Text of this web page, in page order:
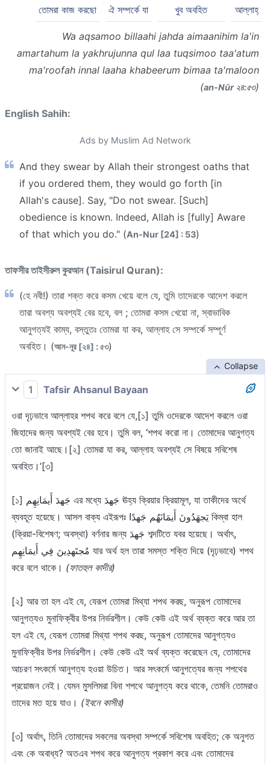
আল্লাহ্‌
খুব অবহিত
ঐ সম্পর্কে যা
তোমরা কাজ করছো
Wa aqsamoo billaahi jahda aimaanihim la'in
amartahum la yakhrujunna qul laa tuqsimoo taa'atum
ma'roofah innal laaha khabeerum bimaa ta'maloon
(an-Nūr ২৪:৫৩)
English Sahih:
Ads by Muslim Ad Network
And they swear by Allah their strongest oaths that
if you ordered them, they would go forth [in
Allah's cause]. Say, "Do not swear. [Such]
obedience is known. Indeed, Allah is [fully] Aware
of that which you do." (An-Nur [24] : 53)
তাফসীর তাইসীরুল কুরআন (Taisirul Quran):
(হে নবী!) তারা শক্ত করে কসম খেয়ে বলে যে, তুমি তাদেরকে আদেশ করলে
তারা অবশ্য অবশ্যই বের হবে, বল ; তোমরা কসম খেয়ো না, স্বাভাবিক
আনুগত্যই কাম্য, বস্তুতঃ তোমরা যা কর, আল্লাহ সে সম্পর্কে সম্পূর্ণ
অবহিত। (আন-নূর [২৪] : ৫৩)
Collapse
1 Tafsir Ahsanul Bayaan
ওরা দৃঢ়ভাবে আল্লাহর শপথ করে বলে যে,[১] তুমি ওদেরকে আদেশ করলে ওরা
জিহাদের জন্য অবশ্যই বের হবে। তুমি বল, ‘শপথ করো না। তোমাদের আনুগত্য
তো জানাই আছে।[২] তোমরা যা কর, আল্লাহ অবশ্যই সে বিষয়ে সবিশেষ
অবহিত।’[৩]
[১] جَهدَ أَيمَانِهِم এর মধ্যে جَهدَ ঊহ্য ক্রিয়ার ক্রিয়ামূল, যা তাকীদের অর্থে
ব্যবহূত হয়েছে। আসল বাক্য এইরূপঃ يَجهَدُونَ أَيمَانَهُم جَهدًا কিম্বা হাল
(ক্রিয়া-বিশেষণ; অবস্থা) বর্ণনার জন্য جَهدَ শব্দটিতে যবর হয়েছে। অর্থাৎ,
مُجتَهدِينَ فِي أَيمَانِهِم যার অর্থ হল তারা সমস্ত শক্তি দিয়ে (দৃঢ়ভাবে) শপথ
করে বলে থাকে। (ফাতহুল কাদীর)
[২] আর তা হল এই যে, যেরূপ তোমরা মিথ্যা শপথ করছ, অনুরূপ তোমাদের
আনুগত্যও মুনাফিক্বীর উপর নির্ভরশীল। কেউ কেউ এই অর্থ ব্যক্ত করে আর তা
হল এই যে, যেরূপ তোমরা মিথ্যা শপথ করছ, অনুরূপ তোমাদের আনুগত্যও
মুনাফিক্বীর উপর নির্ভরশীল। কেউ কেউ এই অর্থ ব্যক্ত করেছেন যে, তোমাদের
আচরণ সৎকর্মে আনুগত্য হওয়া উচিত। আর সৎকর্মে আনুগত্যের জন্য শপথের
প্রয়োজন নেই। যেমন মুসলিমরা বিনা শপথে আনুগত্য করে থাকে, তেমনি তোমরাও
তাদের মত হয়ে যাও। (ইবনে কাসীর)
[৩] অর্থাৎ, তিনি তোমাদের সকলের অবস্থা সম্পর্কে সবিশেষ অবহিত; কে অনুগত
এবং কে অবাধ্য? অতএব শপথ করে আনুগত্য প্রকাশ করে এবং তোমাদের